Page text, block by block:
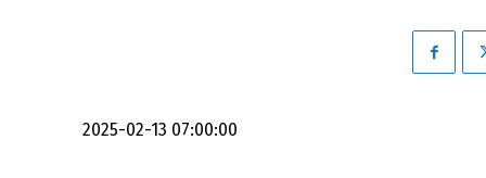
2025-02-13 07:00:00